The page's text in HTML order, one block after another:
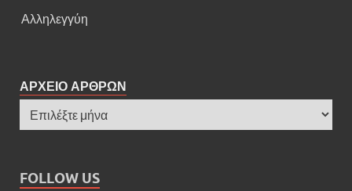
Αλληλεγγύη
ΑΡΧΕΙΟ ΑΡΘΡΩΝ
FOLLOW US